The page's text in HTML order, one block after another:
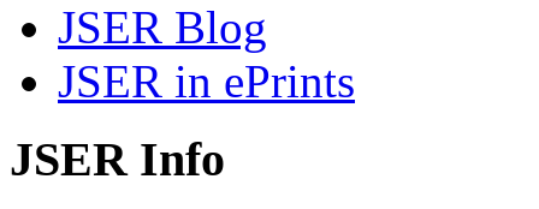
JSER Blog
JSER in ePrints
JSER Info